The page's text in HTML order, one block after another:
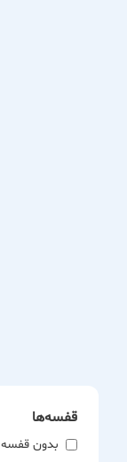
قفسه‌ها
بدون قفسه